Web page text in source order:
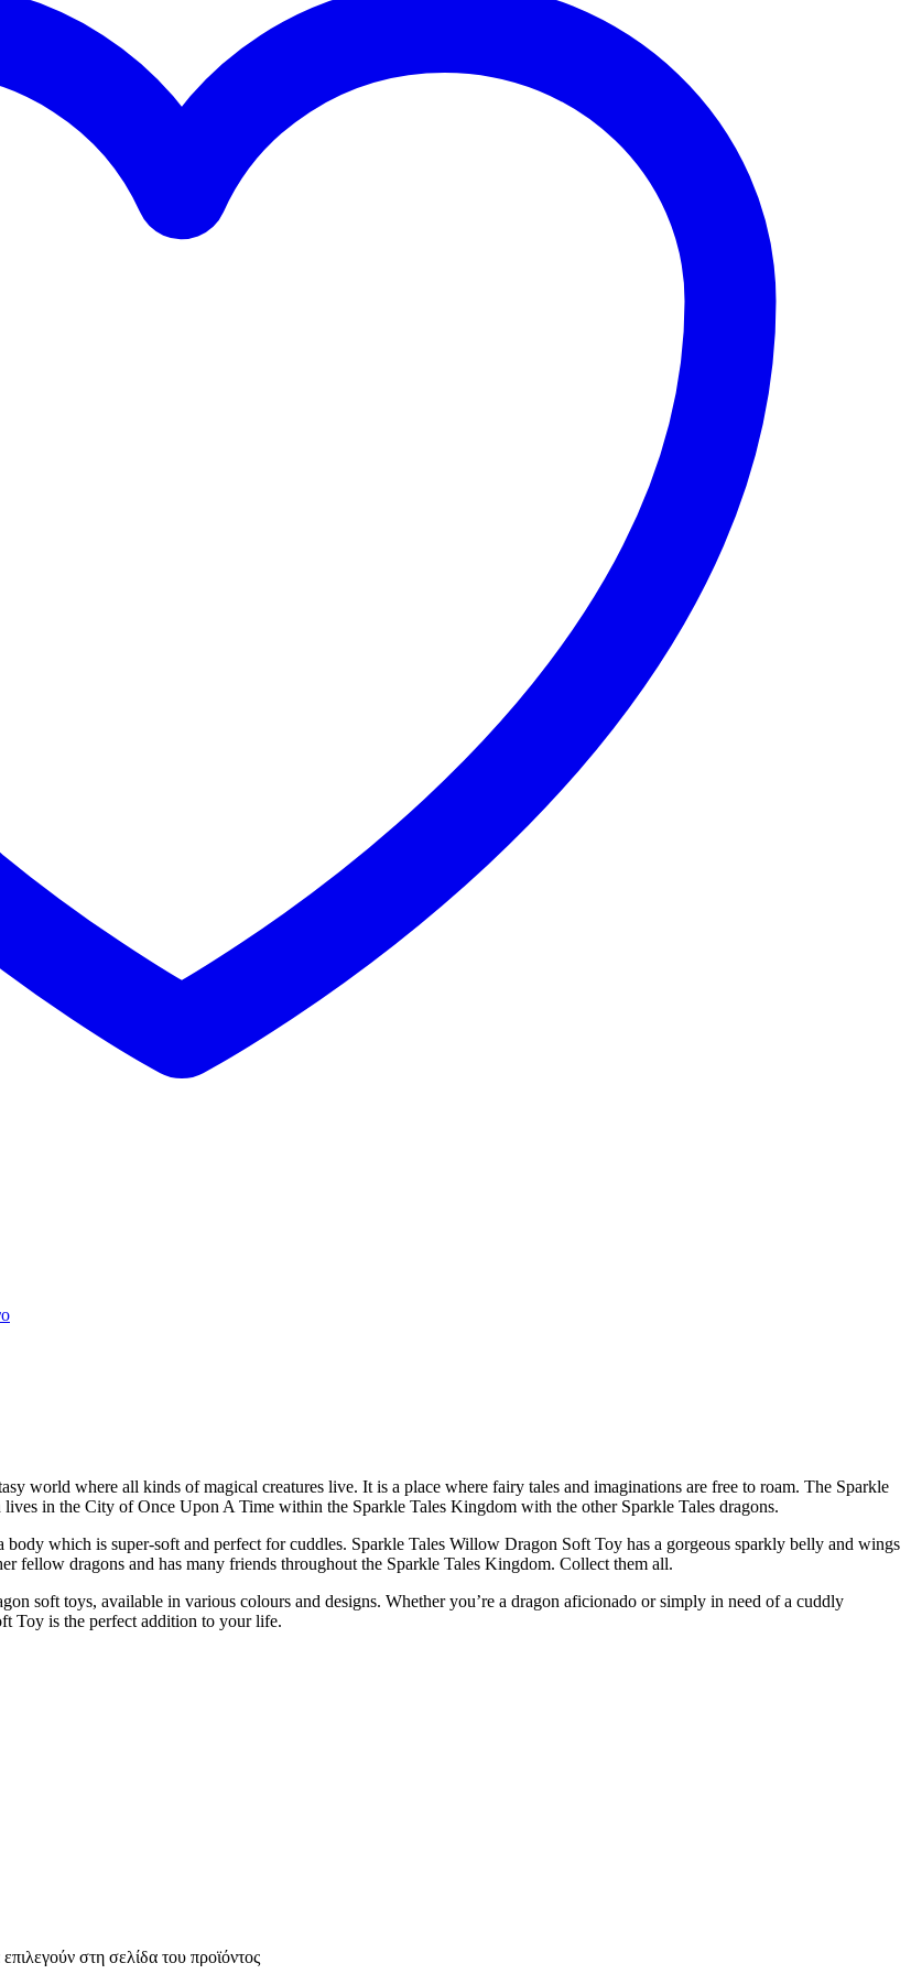
world where all kinds of magical creatures live. It is a place where fairy tales and imaginations are free to roam. The Sparkle
in the City of Once Upon A Time within the Sparkle Tales Kingdom with the other Sparkle Tales dragons.
which is super-soft and perfect for cuddles. Sparkle Tales Willow Dragon Soft Toy has a gorgeous sparkly belly and wings
dragons and has many friends throughout the Sparkle Tales Kingdom. Collect them all.
soft toys, available in various colours and designs. Whether you’re a dragon aficionado or simply in need of a cuddly
Toy is the perfect addition to your life.
στη σελίδα του προϊόντος